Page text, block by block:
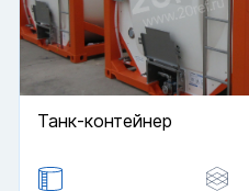
Танк-контейнер